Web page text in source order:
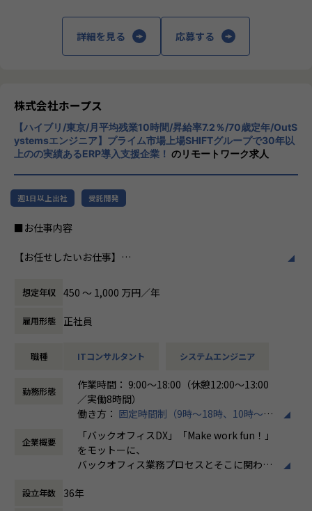
ホープスではそういったソリューションやツールの導入・
開発を積極的に推進しております。
・「世界基準で通用するエンジニアスキルを身に着け
・「日本でもっと浸透させ、よりよい未来を創る」
こういった想いをもったメンバーがたくさんいます！
このような環境下で一緒に成長していきたいと思っていた
だける方からのご応募をお待ちしております！
＜ホープスBLOGもご覧ください＞
プロジェクトの具体例やホープスの社風が分かる記事を掲載
しております！
HOPES blog：https://blog.hopes-ise.co.jp/
now%e5%b0%8e%e5%85%a5%e3%83%97%e3%83%a
ef%bc%9a%e3%81%8a%e5%ae%a2%e6%a7%98%e
5%96%84%e3%83%bb%e5%8a%b9%e7%8e%87%e
【会社概要】
「バックオフィスDX」「Make work fun！」をモットー
に、バックオフィス業務とそこに関わる人たちの働き方を変
えていくことを通して、企業競争力を向上させることを使命
としています。
「ヒトが元気になれば、ビジネスも活性化する。」
HOPESはヒトが何をすべきかを追求し、ITの力で “働くを
もっと楽しく” へリノベートすることで社会に貢献します。
当社はクラウドERPの構築・導入コンサルテーションを中
・Udemyを会社負担で活用、資格取得奨励制度など、従業員
のスキルアップも応援！
・入社月から有休5日付与
【募集背景】
売上過去最高記録を更新している当社では、今まさに第二次
創業期として
準大手から中堅規模の企業に特化して、プライム案件やERP
年間120%成長を続けており成長の過渡期にある中で、
募集しております。
＜ホープスBLOG＞
しております！
是非ご覧ください！
HOPES blog：https://blog.hopes-ise.co.jp/
「DX推進の最前線：お客様の社内DX推進って実際何をやっ
https://blog.hopes-ise.co.jp/%e3%80%90%e3%83%9
7%e3%83%ad%e3%82%b8%e3%82%a7%e3%82%af%
e3%83%88%e7%b4%b9%e4%bb%8b%e3%80%91dx%
e6%8e%a8%e9%80%b2%e3%81%ae%e6%9c%80%e
5%89%8d%e7%b7%9a%ef%bc%9a%e3%81%8a%e5%
ae%a2%e6%a7%98%e3%81%ae%e7%a4%be/
【業務の変更の範囲】
チ開発やコンサルティングまで幅広いサービ
スを提供しています。クラウドERPやローコ
ード開発を柱とし、業務効率化やDX推進、経
CloudやOracle ERP Cloudなどを活用し、企
業の業務プロセスを最適化し、経営管理の強
化を図っています1。
社風/文化
ホープスは、若手社員が活躍できる環境で、
社内の風通しが良く、活気に満ちた雰囲気が
特徴です。多様性を重視し、様々な国籍や背
ホープスでは、リモートワーク活用があり平
く、プロジェクトに応じて柔軟な働き方がで
ています。
詳細を見る 応募する
株式会社ホープス
【ハイブリ/東京/月平均残業10時間/昇給率7.2％/70歳定年/OutS
ystemsエンジニア】プライム市場上場SHIFTグループで30年以
上のの実績あるERP導入支援企業！ のリモートワーク求人
週1日以上出社 受託開発
■お仕事内容
【お任せしたいお仕事】
て、システムの導入・開発を行うポジションです。
要件定義から開発・導入フェーズまで、まずはこれまでのご
経験に近しい領域をご担当いただきます。
またキャリアビジョンに合わせて、下流から上流工程にステ
境なので、スキルの幅を広げることも可能です！
《具体的な業務内容》
・要件定義・基本設計・詳細設計
・Outsystemsを用いたアプリ開発・テスト
・API／外部システムとの連携
・顧客との要件整理・業務改善提案
想定年収 450 〜 1,000 万円／年
雇用形態 正社員
職種 ITコンサルタント システムエンジニア
勤務形態
作業時間： 9:00～18:00（休憩12:00～13:00
／実働8時間）
働き方： 固定時間制（9時～18時、10時～19
時など）
時間外労働の有無： 有（月平均10時間）
休憩時間： 60分
企業概要
「バックオフィスDX」「Make work fun！」
をモットーに、
バックオフィス業務プロセスとそこに関わる
企業競争力を向上させることを使命としてい
設立年数 36年